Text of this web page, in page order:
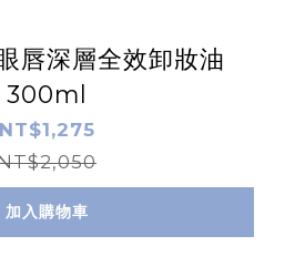
唇深層全效卸妝油
300ml
NT$1,275
加入購物車